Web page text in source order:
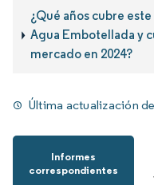
¿Qué años cubre
Agua Embotellada y
mercado en 2024?
Última actualización
Informes
correspondientes